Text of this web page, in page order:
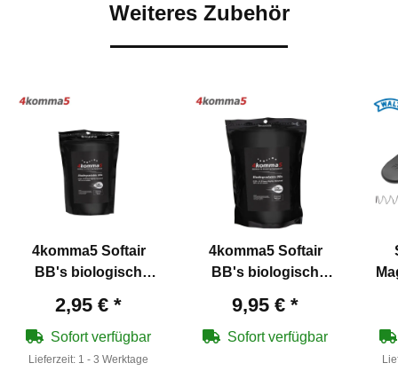
Weiteres Zubehör
4komma5 Softair
BB's biologisch
BB/0,20 g/1000 Stück
Zipper Bag
2,95 € *
Sofort verfügbar
Lieferzeit: 1 - 3 Werktage
4komma5 Softair
BB's biologisch
BB/0,20 g/5000 Stück
Zipper Bag
9,95 € *
Sofort verfügbar